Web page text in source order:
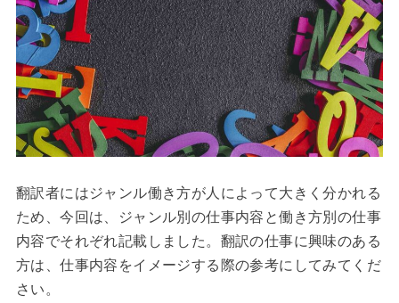
翻訳者にはジャンル働き方が人によって大きく分かれる
ため、今回は、ジャンル別の仕事内容と働き方別の仕事
内容でそれぞれ記載しました。翻訳の仕事に興味のある
方は、仕事内容をイメージする際の参考にしてみてくだ
さい。